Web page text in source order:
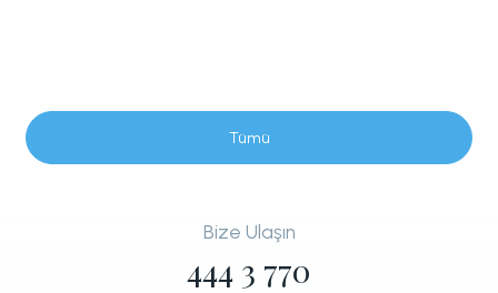
Tümü
Bize Ulaşın
444 3 770